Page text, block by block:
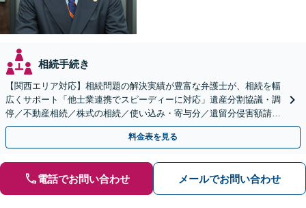
相続手続き
【関西エリア対応】相続問題の解決実績が豊富な弁護士が、相続を幅
広くサポート「他士業連携でスピーディーに対応」遺産分割協議・調
停／不動産相続／株式の相続／使い込み・寄与分／遺留分侵害額請求
／相続放棄（借金の相続）／遺言書作成
料金表を見る
電話でお問い合わせ メールでお問い合わせ